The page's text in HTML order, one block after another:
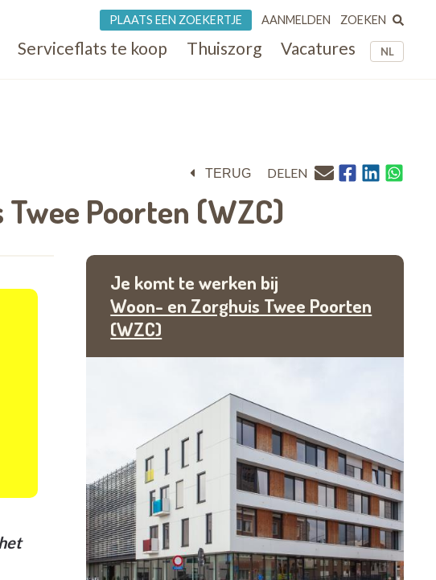
NL
Serviceflats te koop Thuiszorg Vacatures
PLAATS EEN ZOEKERTJE AANMELDEN ZOEKEN
TERUG DELEN
Poorten (WZC)
Je komt te werken bij
Woon- en Zorghuis Twee Poorten
(WZC)